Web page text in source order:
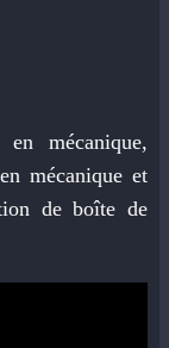
mécanique,
mécanique et
de boîte de